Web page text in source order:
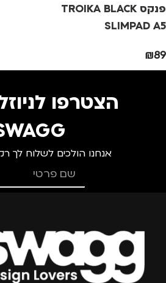
פנקס TROIKA BLACK
SLIMPAD A5
₪89
הצטרפו
אנחנו הולכים לשלוח לך